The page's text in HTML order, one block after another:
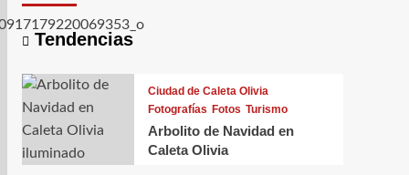
Tendencias
Ciudad de Caleta Olivia
Fotografías Fotos Turismo
Arbolito de Navidad en
Caleta Olivia